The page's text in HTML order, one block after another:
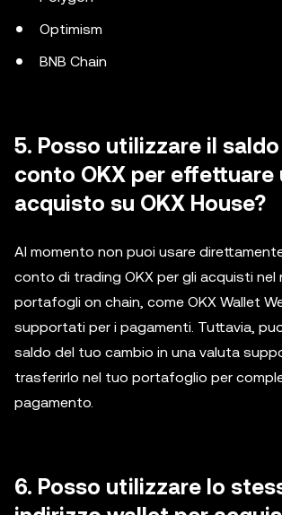
Optimism
BNB Chain
5. Posso utilizzare il
conto OKX per effettuare
acquisto su OKX House?
Al momento non puoi usare
conto di trading OKX per gli acquisti nel
portafogli on chain, come OKX Wallet
supportati per i pagamenti. Tuttavia,
saldo del tuo cambio in una valuta
trasferirlo nel tuo portafoglio per
pagamento.
6. Posso utilizzare lo